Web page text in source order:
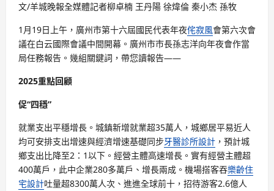
文/羊城晚報全媒體記者柳卓楠 王丹陽 徐煒倫 秦小杰 孫牧
1月19日上午，廣州市第十六屆國民代表年夜侘寂風會第六次會
議在白云國際會議中間開幕。廣州市市長孫志洋向年夜會作當
局任務報告。幾組關鍵詞，帶您讀報告——
2025重點回顧
促“四穩”
就業支出平穩增長。城鎮新增就業超35萬人，城鄉居平易近人
均可安排支出增速與經濟增速基礎同步牙醫診所設計 ，預計城
鄉支出比降至2：1以下。經營主體高速增長。實有經營主體超
400萬戶，此中企業280多萬戶、增長兩成。機場搭客吞樂齡住
宅設計吐量超8300萬人次、進進全球前十，招待游客2.6億人